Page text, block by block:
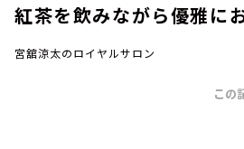
紅茶を飲みながら優雅に
宮舘涼太のロイヤルサロン
この